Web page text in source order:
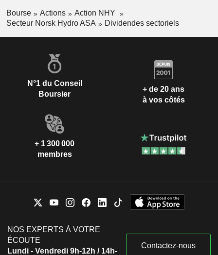
Bourse Actions
Action NHY
Secteur Norsk Hydro ASA
Dividendes sectoriels
N°1 du Conseil
Boursier
+ de 20 ans
à vos côtés
+ 1 300 000
membres
NOS EXPERTS À VOTRE
ÉCOUTE
Lundi - Vendredi 9h-12h / 14h-
Contactez-nous